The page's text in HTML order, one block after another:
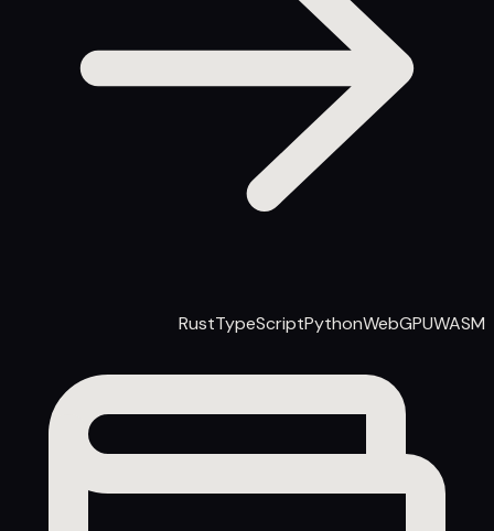
RustTypeScriptPythonWebGPUWASM